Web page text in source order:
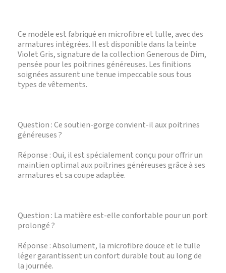
Ce modèle est fabriqué en microfibre et tulle, avec des
armatures intégrées. Il est disponible dans la teinte
Violet Gris, signature de la collection Generous de Dim,
pensée pour les poitrines généreuses. Les finitions
soignées assurent une tenue impeccable sous tous
types de vêtements.
Question : Ce soutien-gorge convient-il aux poitrines
généreuses ?
Réponse : Oui, il est spécialement conçu pour offrir un
maintien optimal aux poitrines généreuses grâce à ses
armatures et sa coupe adaptée.
Question : La matière est-elle confortable pour un port
prolongé ?
Réponse : Absolument, la microfibre douce et le tulle
léger garantissent un confort durable tout au long de
la journée.